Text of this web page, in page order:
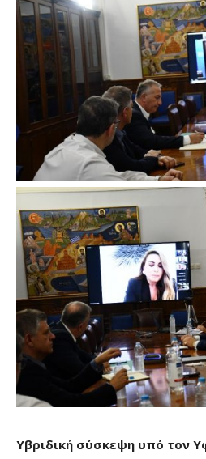
Υβριδική σύσκεψη υπό τον